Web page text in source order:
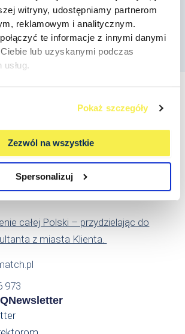
witryny, udostępniamy partnerom
reklamowym i analitycznym.
te informacje z innymi danymi
lub uzyskanymi podczas
Pokaż szczegóły
Zezwól na wszystkie
Spersonalizuj
Sp. z o.o.
47
całej Polski – przydzielając do
z miasta Klienta.
973